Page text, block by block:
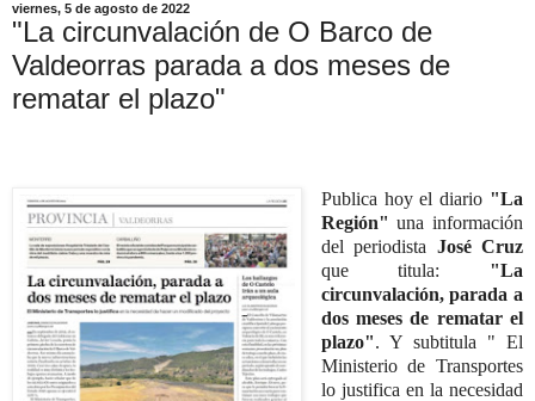
viernes, 5 de agosto de 2022
"La circunvalación de O Barco de
Valdeorras parada a dos meses de
rematar el plazo"
Publica hoy el diario "La
Región" una información
del periodista José Cruz
que titula: "La
circunvalación, parada a
dos meses de rematar el
plazo". Y subtitula " El
Ministerio de Transportes
lo justifica en la necesidad